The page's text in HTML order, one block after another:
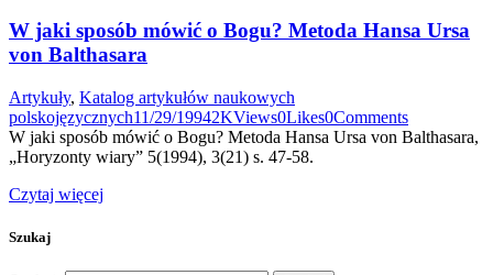
W jaki sposób mówić o Bogu? Metoda Hansa Ursa
von Balthasara
Artykuły, Katalog artykułów naukowych
polskojęzycznych11/29/19942KViews0Likes0Comments
W jaki sposób mówić o Bogu? Metoda Hansa Ursa von Balthasara,
„Horyzonty wiary” 5(1994), 3(21) s. 47-58.
Czytaj więcej
Szukaj